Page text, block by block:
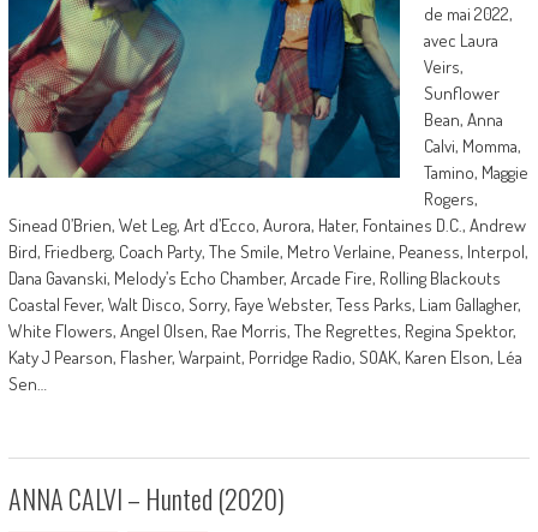
de mai 2022,
avec Laura
Veirs,
Sunflower
Bean, Anna
Calvi, Momma,
Tamino, Maggie
Rogers,
Sinead O’Brien, Wet Leg, Art d’Ecco, Aurora, Hater, Fontaines D.C., Andrew
Bird, Friedberg, Coach Party, The Smile, Metro Verlaine, Peaness, Interpol,
Dana Gavanski, Melody’s Echo Chamber, Arcade Fire, Rolling Blackouts
Coastal Fever, Walt Disco, Sorry, Faye Webster, Tess Parks, Liam Gallagher,
White Flowers, Angel Olsen, Rae Morris, The Regrettes, Regina Spektor,
Katy J Pearson, Flasher, Warpaint, Porridge Radio, SOAK, Karen Elson, Léa
Sen…
ANNA CALVI – Hunted (2020)